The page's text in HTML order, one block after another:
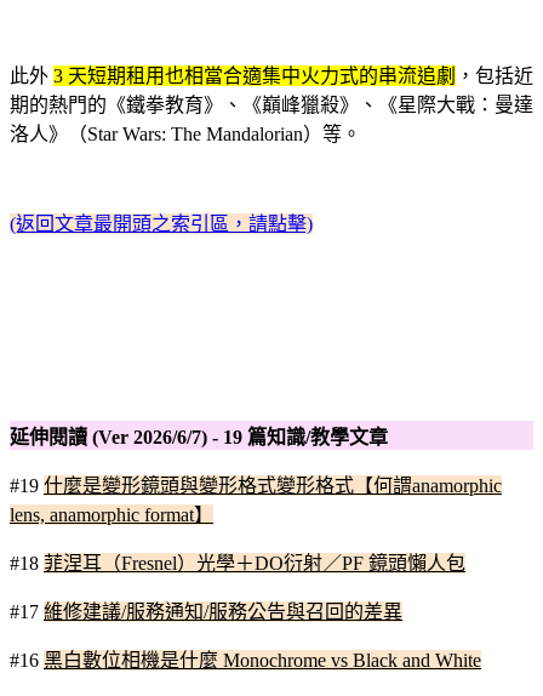
此外 3 天短期租用也相當合適集中火力式的串流追劇 ，包括近
期的熱門的《鐵拳教育》、《巔峰獵殺》、《星際大戰：曼達
洛人》（Star Wars: The Mandalorian）等。
(返回文章最開頭之索引區，請點擊)
延伸閱讀 (Ver 2026/6/7) - 19 篇知識/教學文章
#19 什麼是變形鏡頭與變形格式變形格式【何謂anamorphic
lens, anamorphic format】
#18 菲涅耳（Fresnel）光學＋DO衍射／PF 鏡頭懶人包
#17 維修建議/服務通知/服務公告與召回的差異
#16 黑白數位相機是什麼 Monochrome vs Black and White